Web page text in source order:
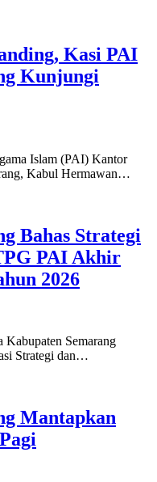
Kasi PAI
Kunjungi
Islam (PAI) Kantor
Kabul Hermawan…
Bahas Strategi
PAI Akhir
2026
Semarang
Strategi dan…
Mantapkan